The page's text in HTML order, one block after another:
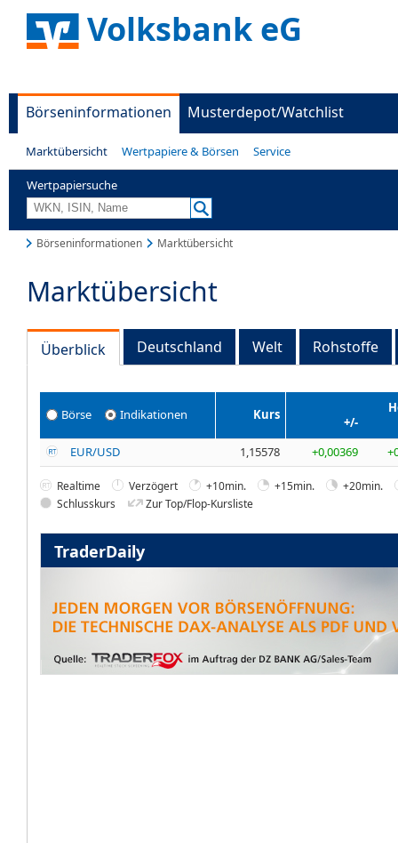
Volksbank eG
Börseninformationen Musterdepot/Watchlist
Marktübersicht Wertpapiere & Börsen Service
Wertpapiersuche
Börseninformationen Marktübersicht
Marktübersicht
Überblick Deutschland Welt Rohstoffe
Börse Indikationen Kurs
+/-
EUR/USD
1,15578 +0,00369
Realtime Verzögert +10min. +15min.
+20min.
Schlusskurs
Zur Top/Flop-Kursliste
TraderDaily